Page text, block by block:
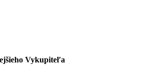
Vykupiteľa